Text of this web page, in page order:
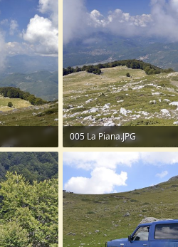
005 La Piana.JPG
295,8 KB · Visite: 101